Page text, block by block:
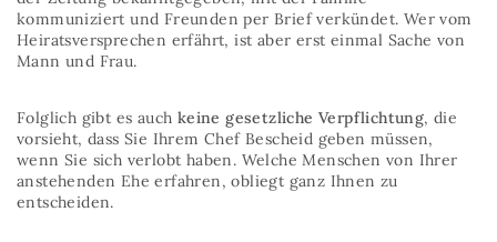
kommuniziert und Freunden per Brief verkündet. Wer vom
Heiratsversprechen erfährt, ist aber erst einmal Sache von
Mann und Frau.
Folglich gibt es auch keine gesetzliche Verpflichtung, die
vorsieht, dass Sie Ihrem Chef Bescheid geben müssen,
wenn Sie sich verlobt haben. Welche Menschen von Ihrer
anstehenden Ehe erfahren, obliegt ganz Ihnen zu
entscheiden.